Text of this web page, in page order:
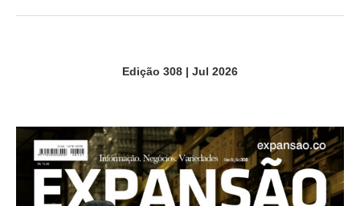
Edição 308 | Jul 2026